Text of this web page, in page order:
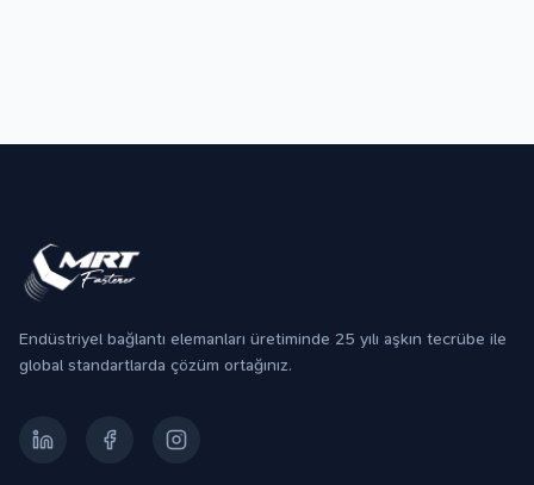
Endüstriyel bağlantı elemanları üretiminde 25 yılı aşkın tecrübe ile
global standartlarda çözüm ortağınız.